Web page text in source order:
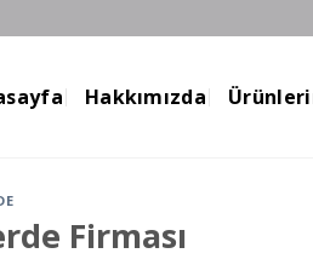
Hakkımızda
Firması